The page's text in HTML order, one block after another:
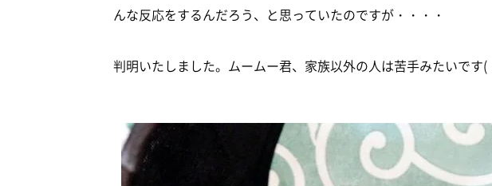
んな反応をするんだろう、と思っていたのですが・・・・
判明いたしました。ムームー君、家族以外の人は苦手みたいです